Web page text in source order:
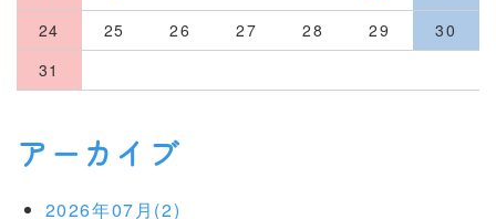
24
25 26 27 28 29
30
31
アーカイブ
2026年07月(2)